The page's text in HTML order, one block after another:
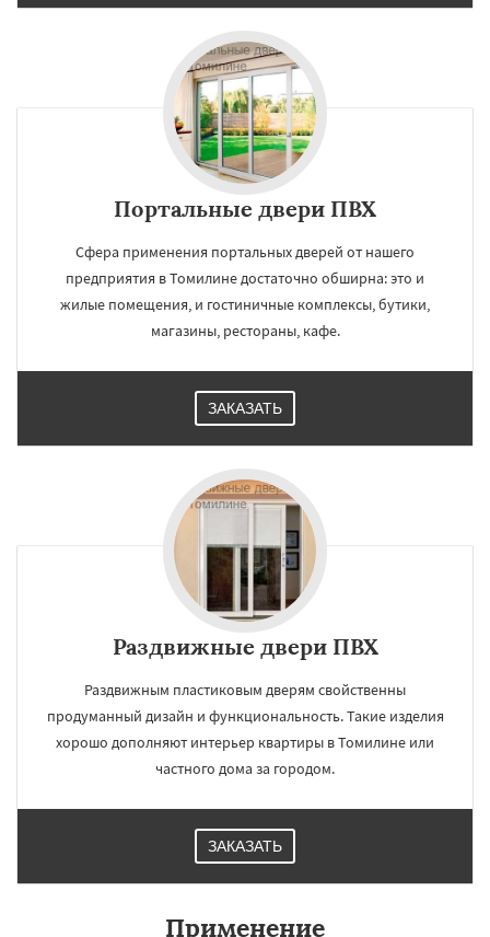
Портальные двери ПВХ
Сфера применения портальных дверей от нашего
предприятия в Томилине достаточно обширна: это и
жилые помещения, и гостиничные комплексы, бутики,
магазины, рестораны, кафе.
ЗАКАЗАТЬ
Раздвижные двери ПВХ
Раздвижным пластиковым дверям свойственны
продуманный дизайн и функциональность. Такие изделия
хорошо дополняют интерьер квартиры в Томилине или
частного дома за городом.
ЗАКАЗАТЬ
Применение